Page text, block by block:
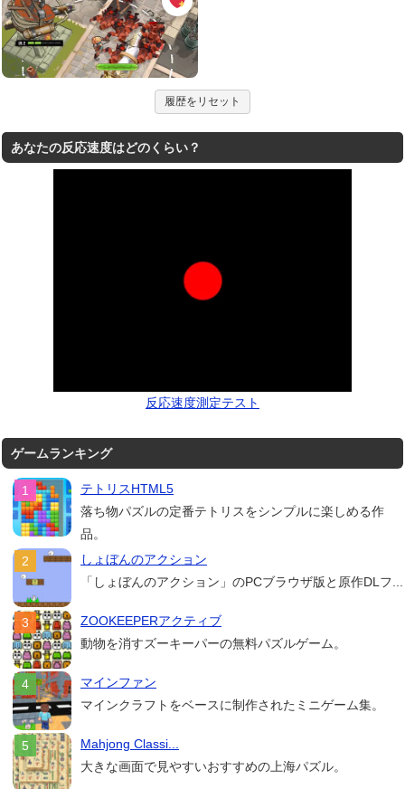
履歴をリセット
あなたの反応速度はどのくらい？
反応速度測定テスト
ゲームランキング
テトリスHTML5
落ち物パズルの定番テトリスをシンプルに楽しめる作
品。
しょぼんのアクション
「しょぼんのアクション」のPCブラウザ版と原作DLフ...
ZOOKEEPERアクティブ
動物を消すズーキーパーの無料パズルゲーム。
マインファン
マインクラフトをベースに制作されたミニゲーム集。
Mahjong Classi...
大きな画面で見やすいおすすめの上海パズル。